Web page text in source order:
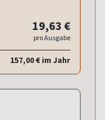
19,63 €
pro Ausgabe
157,00 € im Jahr